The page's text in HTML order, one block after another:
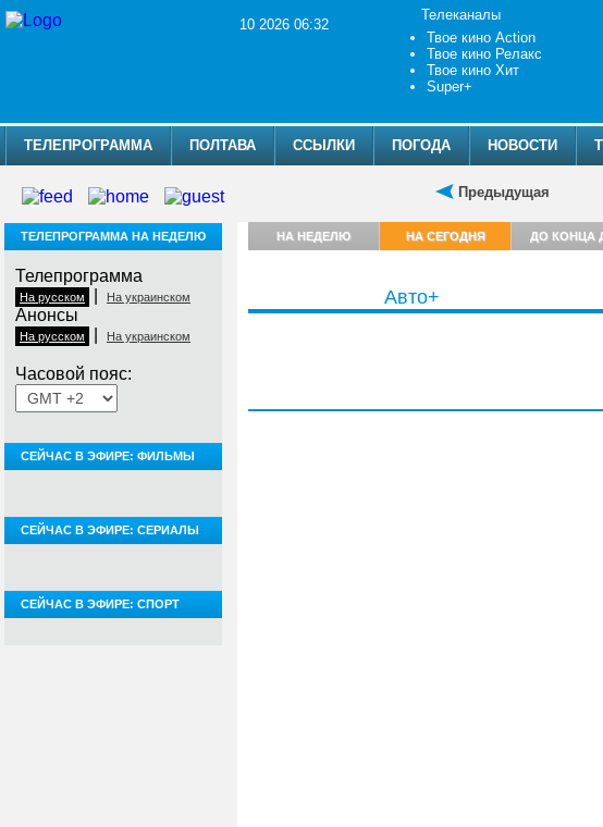
10 2026 06:32
Телеканалы
Твое кино Action
Твое кино Релакс
Твое кино Хит
Super+
ТЕЛЕПРОГРАММА ПОЛТАВА ССЫЛКИ ПОГОДА НОВОСТИ
Предыдущая
ТЕЛЕПРОГРАММА НА НЕДЕЛЮ
Телепрограмма
На русском На украинском
Анонсы
На русском На украинском
Часовой пояс:
СЕЙЧАС В ЭФИРЕ: ФИЛЬМЫ
СЕЙЧАС В ЭФИРЕ: СЕРИАЛЫ
СЕЙЧАС В ЭФИРЕ: СПОРТ
НА НЕДЕЛЮ НА СЕГОДНЯ ДО КОНЦА
Авто+